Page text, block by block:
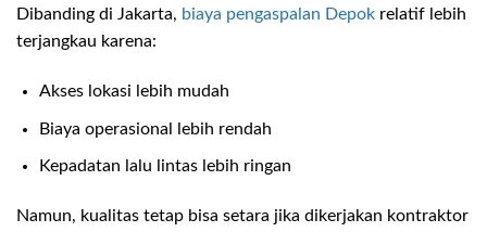
Dibanding di Jakarta, biaya pengaspalan Depok relatif lebih
terjangkau karena:
Akses lokasi lebih mudah
Biaya operasional lebih rendah
Kepadatan lalu lintas lebih ringan
Namun, kualitas tetap bisa setara jika dikerjakan kontraktor